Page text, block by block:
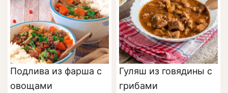
Подлива из фарша с
овощами
Гуляш из говядины с
грибами